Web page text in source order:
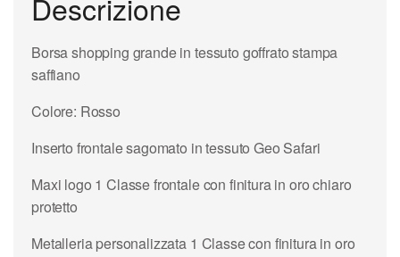
Descrizione
Borsa shopping grande in tessuto goffrato stampa
saffiano
Colore: Rosso
Inserto frontale sagomato in tessuto Geo Safari
Maxi logo 1 Classe frontale con finitura in oro chiaro
protetto
Metalleria personalizzata 1 Classe con finitura in oro